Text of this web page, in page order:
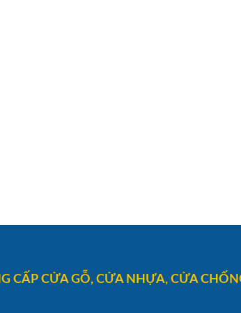
CẤP CỬA GỖ, CỬA NHỰA, CỬA